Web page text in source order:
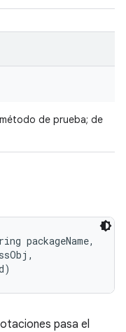
de prueba; de
packageName,
pasa el